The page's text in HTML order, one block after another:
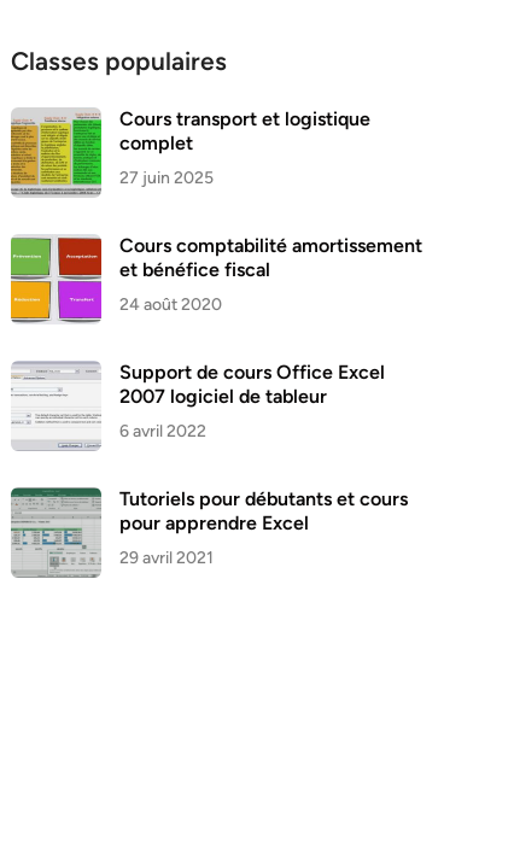
Classes populaires
Cours transport et logistique
complet
27 juin 2025
Cours comptabilité amortissement
et bénéfice fiscal
24 août 2020
Support de cours Office Excel
2007 logiciel de tableur
6 avril 2022
Tutoriels pour débutants et cours
pour apprendre Excel
29 avril 2021